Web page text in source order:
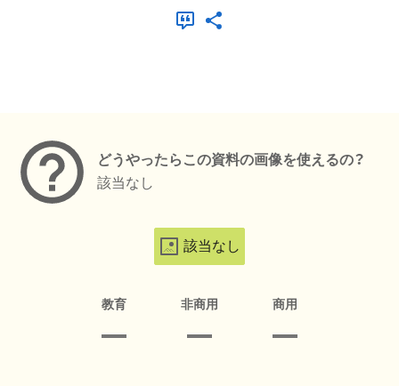
どうやったらこの資料の画像を使えるの？
該当なし
該当なし
教育 非商用 商用